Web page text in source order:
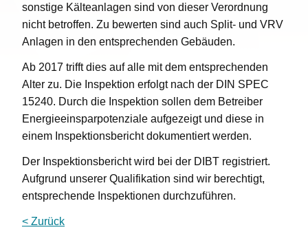
sonstige Kälteanlagen sind von dieser Verordnung
nicht betroffen. Zu bewerten sind auch Split- und VRV
Anlagen in den entsprechenden Gebäuden.
Ab 2017 trifft dies auf alle mit dem entsprechenden
Alter zu. Die Inspektion erfolgt nach der DIN SPEC
15240. Durch die Inspektion sollen dem Betreiber
Energieeinsparpotenziale aufgezeigt und diese in
einem Inspektionsbericht dokumentiert werden.
Der Inspektionsbericht wird bei der DIBT registriert.
Aufgrund unserer Qualifikation sind wir berechtigt,
entsprechende Inspektionen durchzuführen.
< Zurück